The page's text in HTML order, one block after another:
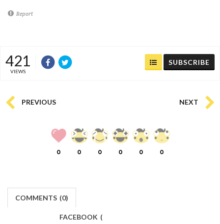
Report
421
VIEWS
SUBSCRIBE
PREVIOUS NEXT
0 0 0 0 0 0
COMMENTS (0)
FACEBOOK (